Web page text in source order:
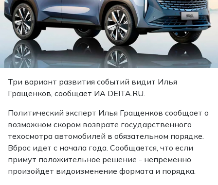
Три вариант развития событий видит Илья
Гращенков, сообщает ИА DEITA.RU.
Политический эксперт Илья Гращенков сообщает о
возможном скором возврате государственного
техосмотра автомобилей в обязательном порядке.
Вброс идет с начала года. Сообщается, что если
примут положительное решение - непременно
произойдет видоизменение формата и порядка.